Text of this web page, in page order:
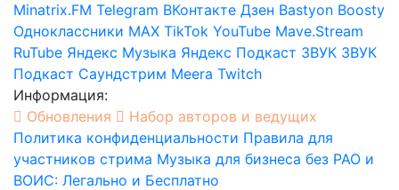
Minatrix.FM Telegram ВКонтакте Дзен Bastyon Boosty
Одноклассники MAX TikTok YouTube Mave.Stream
RuTube Яндекс Музыка Яндекс Подкаст ЗВУК ЗВУК
Подкаст Саундстрим Meera Twitch
Информация:
Обновления
Набор авторов и ведущих
Политика конфиденциальности Правила для
участников стрима Музыка для бизнеса без РАО и
ВОИС: Легально и Бесплатно